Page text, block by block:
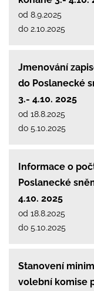
od 8.9.2025
do 2.10.2025
Jmenování
do Poslanecké
3.- 4.10. 2025
od 18.8.2025
do 5.10.2025
Informace o
Poslanecké
4.10. 2025
od 18.8.2025
do 5.10.2025
Stanovení
volební komise